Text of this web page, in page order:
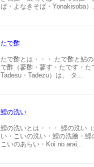
ば・よなきそば・Yonakisoba）
たで酢
たで酢とは・・・ たで酢と鮎
で酢（蓼酢・蓼す・たです・た
Tadesu・Tadezu）は、 タ...
鯉の洗い
鯉の洗いとは・・・ 鯉の洗い
い・こいの洗い・鯉の洗膾・鯉
こいのあらい・Koi no arai...